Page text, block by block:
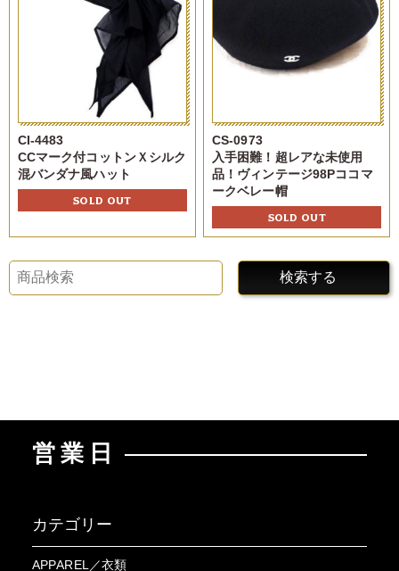
CI-4483
CCマーク付コットンＸシルク
混バンダナ風ハット
SOLD OUT
CS-0973
入手困難！超レアな未使用
品！ヴィンテージ98Pココマ
ークベレー帽
SOLD OUT
検索する
営業日
カテゴリー
APPAREL／衣類